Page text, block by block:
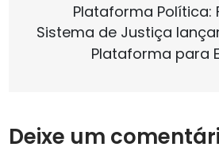
Post
Plataforma Política:
Sistema de Justiça
Plataforma para
Deixe um